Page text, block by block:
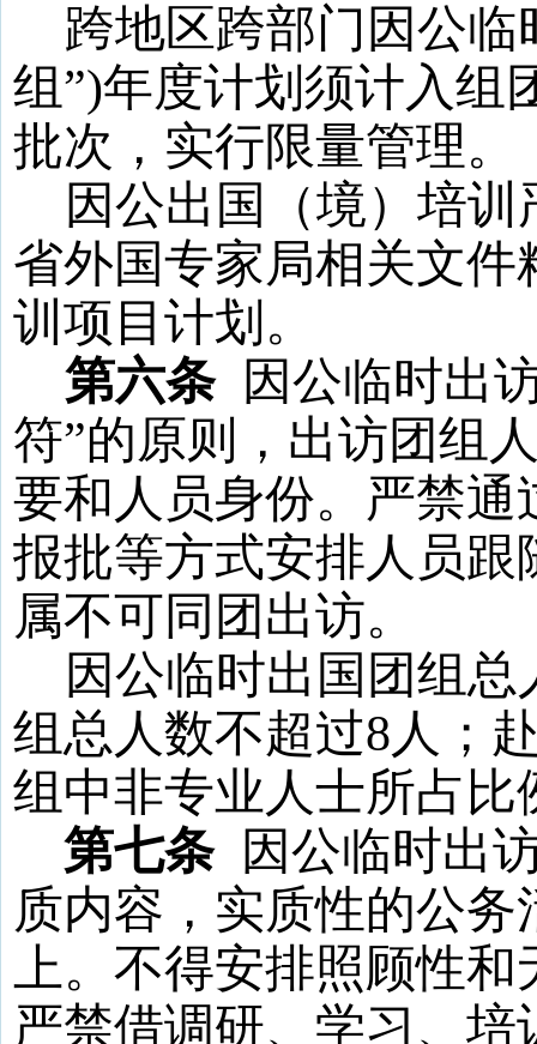
跨地区跨部门因公临
组”)年度计划须计入组
批次，实行限量管理。
因公出国
（境） 培训
省外国专家局相关文
训项目计划。
第六条
因公临时出
符”的原则，出访团组
要和人员身份。严禁
报批等方式安排人员
属不可同团出访。
因公临时出国团组
组总人数不超过8人；
组中非专业人士所占比
第七条 因公临时出
质内容，实质性的公
上。不得安排照顾性
严禁借调研、学习、